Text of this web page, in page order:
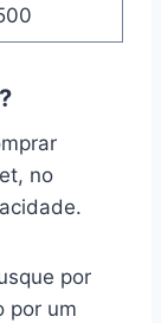
no
por
por um